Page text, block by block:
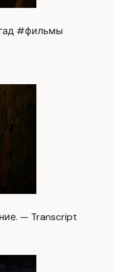
#фильмы
— Transcript